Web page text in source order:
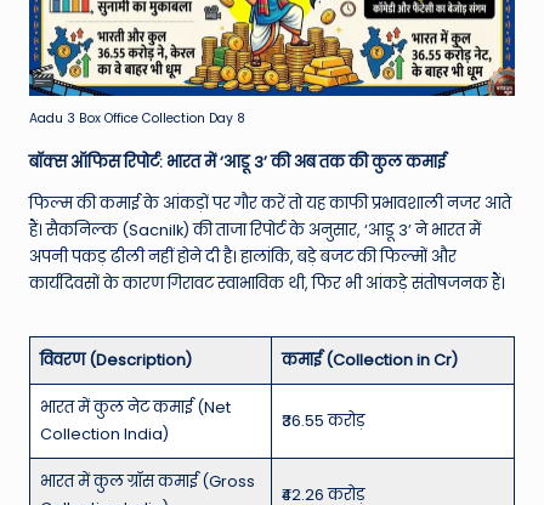
Aadu 3 Box Office Collection Day 8
बॉक्स ऑफिस रिपोर्ट: भारत में ‘आडू 3’ की अब तक की कुल कमाई
फिल्म की कमाई के आंकड़ों पर गौर करें तो यह काफी प्रभावशाली नजर आते
हैं। सैकनिल्क (Sacnilk) की ताजा रिपोर्ट के अनुसार, ‘आडू 3’ ने भारत में
अपनी पकड़ ढीली नहीं होने दी है। हालांकि, बड़े बजट की फिल्मों और
कार्यदिवसों के कारण गिरावट स्वाभाविक थी, फिर भी आंकड़े संतोषजनक हैं।
विवरण (Description) कमाई (Collection in Cr)
भारत में कुल नेट कमाई (Net
Collection India)
₹36.55 करोड़
भारत में कुल ग्रॉस कमाई (Gross
₹42.26 करोड़